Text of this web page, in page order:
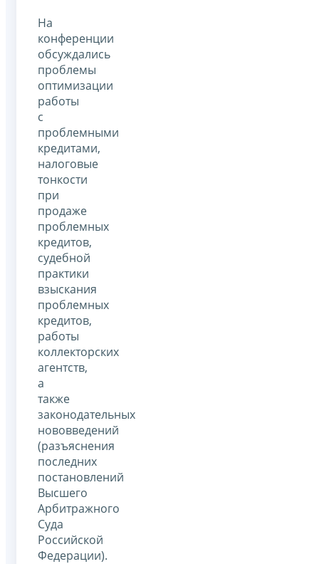
На
конференции
обсуждались
проблемы
оптимизации
работы
с
проблемными
кредитами,
налоговые
тонкости
при
продаже
проблемных
кредитов,
судебной
практики
взыскания
проблемных
кредитов,
работы
коллекторских
агентств,
а
также
законодательных
нововведений
(разъяснения
последних
постановлений
Высшего
Арбитражного
Суда
Российской
Федерации).